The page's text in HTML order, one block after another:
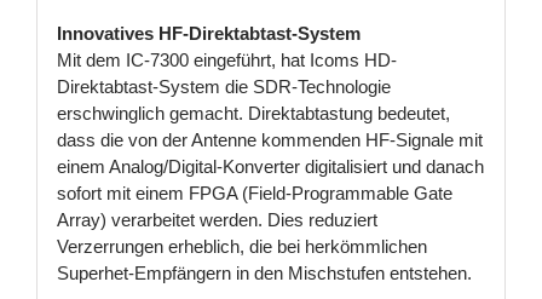
Innovatives HF-Direktabtast-System
Mit dem IC-7300 eingeführt, hat Icoms HD-
Direktabtast-System die SDR-Technologie
erschwinglich gemacht. Direktabtastung bedeutet,
dass die von der Antenne kommenden HF-Signale mit
einem Analog/Digital-Konverter digitalisiert und danach
sofort mit einem FPGA (Field-Programmable Gate
Array) verarbeitet werden. Dies reduziert
Verzerrungen erheblich, die bei herkömmlichen
Superhet-Empfängern in den Mischstufen entstehen.